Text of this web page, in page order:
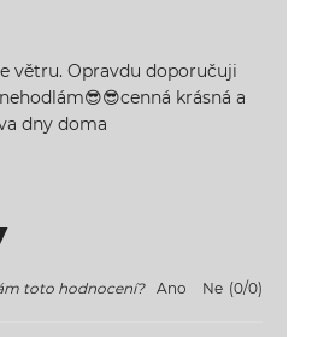
větru. Opravdu doporučuji
krásná a
dny doma
toto hodnocení? Ano Ne (0/0)